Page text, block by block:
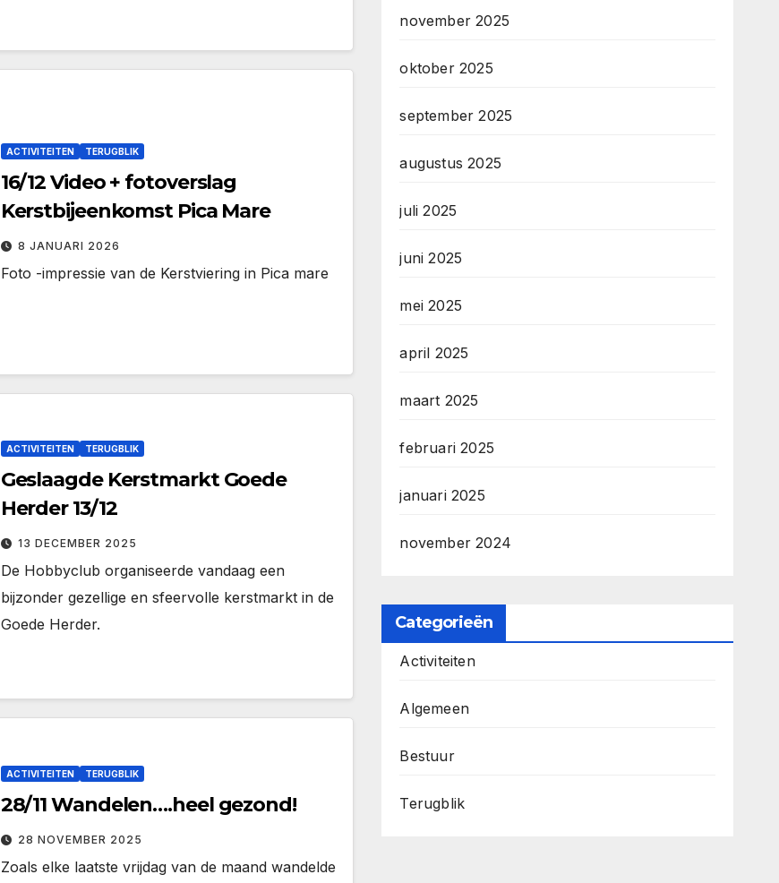
ACTIVITEITEN TERUGBLIK
16/12 Video + fotoverslag
Kerstbijeenkomst Pica Mare
8 JANUARI 2026
Foto -impressie van de Kerstviering in Pica mare
ACTIVITEITEN TERUGBLIK
Geslaagde Kerstmarkt Goede
Herder 13/12
13 DECEMBER 2025
De Hobbyclub organiseerde vandaag een
bijzonder gezellige en sfeervolle kerstmarkt in de
Goede Herder.
ACTIVITEITEN TERUGBLIK
28/11 Wandelen….heel gezond!
28 NOVEMBER 2025
Zoals elke laatste vrijdag van de maand wandelde
november 2025
oktober 2025
september 2025
augustus 2025
juli 2025
juni 2025
mei 2025
april 2025
maart 2025
februari 2025
januari 2025
november 2024
Categorieën
Activiteiten
Algemeen
Bestuur
Terugblik